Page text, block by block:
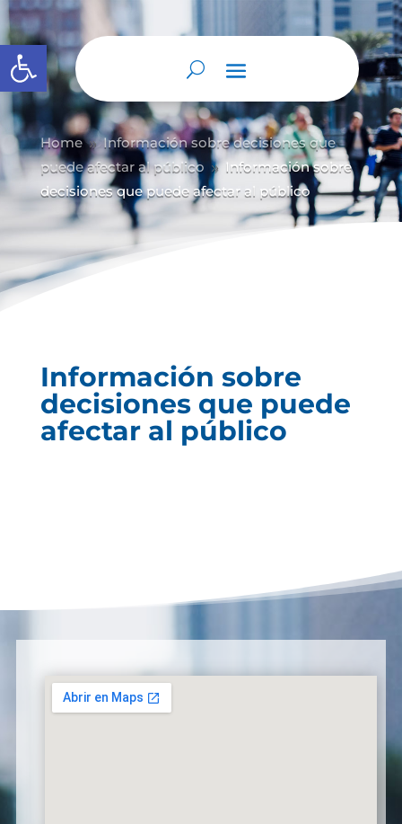
Abrir barra de herramientas
Home 9 Información sobre decisiones que
puede afectar al público 9 Información sobre
decisiones que puede afectar al público
Información sobre
decisiones que puede
afectar al público